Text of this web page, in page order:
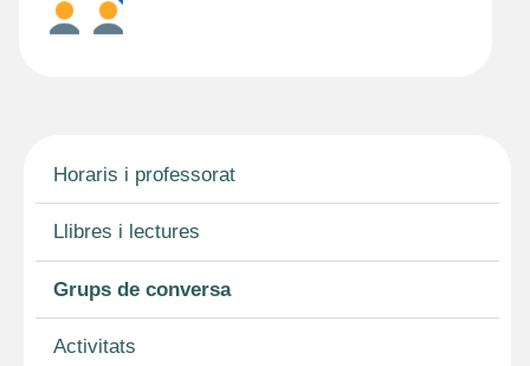
Horaris i professorat
Llibres i lectures
Grups de conversa
Activitats